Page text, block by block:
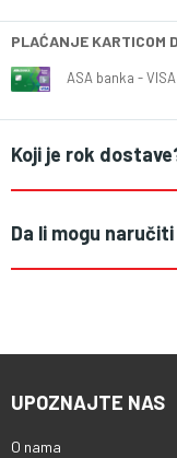
PLAĆANJE KARTICOM
ASA banka -
Koji je rok
Da li mogu
UPOZNAJTE NAS
O nama